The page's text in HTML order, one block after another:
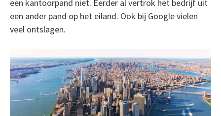
een kantoorpand niet. Eerder al vertrok het bedrijf uit
een ander pand op het eiland. Ook bij Google vielen
veel ontslagen.